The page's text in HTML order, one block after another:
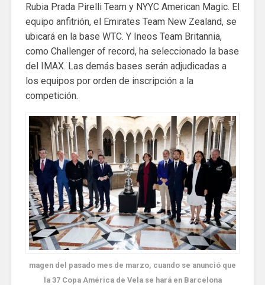
Rubia Prada Pirelli Team y NYYC American Magic. El
equipo anfitrión, el Emirates Team New Zealand, se
ubicará en la base WTC. Y Ineos Team Britannia,
como Challenger of record, ha seleccionado la base
del IMAX. Las demás bases serán adjudicadas a
los equipos por orden de inscripción a la
competición.
magen del pasado mes de marzo, cuando se anunció que
la 37 Copa América de Vela se hará en Barcelona